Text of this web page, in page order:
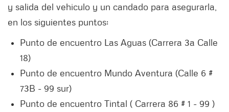
y salida del vehiculo y un candado para asegurarla,
en los siguientes puntos:
Punto de encuentro Las Aguas (Carrera 3a Calle
18)
Punto de encuentro Mundo Aventura (Calle 6 #
73B - 99 sur)
Punto de encuentro Tintal ( Carrera 86 # 1 - 99 )